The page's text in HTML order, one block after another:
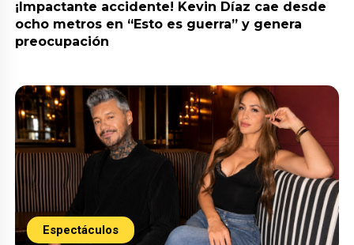
¡Impactante accidente! Kevin Díaz cae desde
ocho metros en “Esto es guerra” y genera
preocupación
Espectáculos